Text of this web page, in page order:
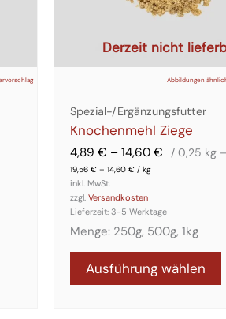
Derzeit nicht
Abbildungen
Spezial-/Ergänzungsfutter
Knochenmehl Ziege
4,89€ –14,60€ / 0,25 kg
19,56€ –14,60€ /kg
inkl. MwSt.
zzgl.Versandkosten
Lieferzeit:3-5 Werktage
Menge: 250g, 500g, 1kg
Ausführung wählen